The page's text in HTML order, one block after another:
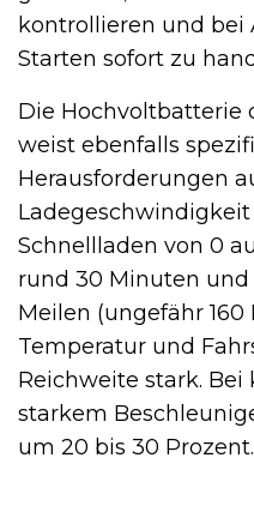
kontrollieren und bei
Starten sofort zu
Die Hochvoltbatterie
weist ebenfalls
Herausforderungen
Schnellladen von 0
rund 30 Minuten
Meilen (ungefähr
Temperatur und
Reichweite stark.
starkem
um 20 bis 30 Prozent.